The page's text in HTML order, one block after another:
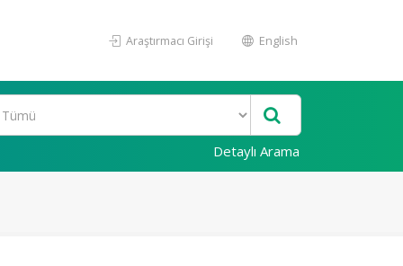
Araştırmacı Girişi English
Detaylı Arama